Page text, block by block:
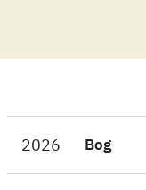
Det er
bær. I
ting,
2026 Bog